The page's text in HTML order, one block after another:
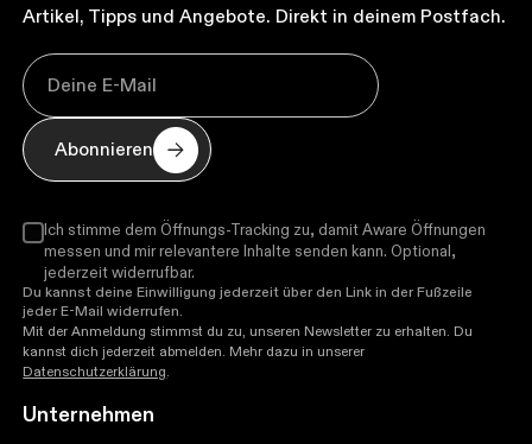
Artikel, Tipps und Angebote. Direkt in deinem Postfach.
Abonnieren
Ich stimme dem Öffnungs-Tracking zu, damit Aware Öffnungen
messen und mir relevantere Inhalte senden kann. Optional,
jederzeit widerrufbar.
Du kannst deine Einwilligung jederzeit über den Link in der Fußzeile
jeder E-Mail widerrufen.
Mit der Anmeldung stimmst du zu, unseren Newsletter zu erhalten. Du
kannst dich jederzeit abmelden. Mehr dazu in unserer
Datenschutzerklärung.
Unternehmen